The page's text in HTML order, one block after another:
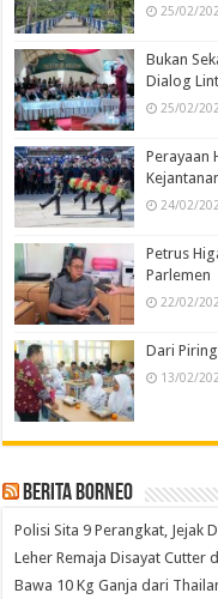
25/02/
Bukan
Dialog
25/02/
Perayaan
24/02/
Petrus
Parlemen
22/02/
Dari
13/02/
Berita Borneo
Polisi Sita 9 Perangkat, Jejak
Leher Remaja Disayat Cutter
Bawa 10 Kg Ganja dari